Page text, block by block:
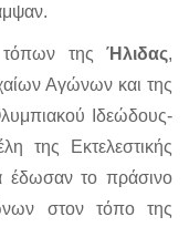
της Ήλιδας,
Αγώνων και της
Ιδεώδους-
της Εκτελεστικής
το πράσινο
στον τόπο της